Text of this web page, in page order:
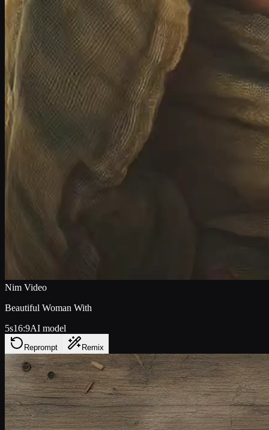
Nim Video
Beautiful Woman With
5s16:9AI model
Reprompt Remix